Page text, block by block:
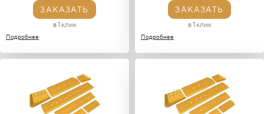
ЗАКАЗАТЬ
в 1 клик
Подробнее
ЗАКАЗАТЬ
в 1 клик
Подробнее